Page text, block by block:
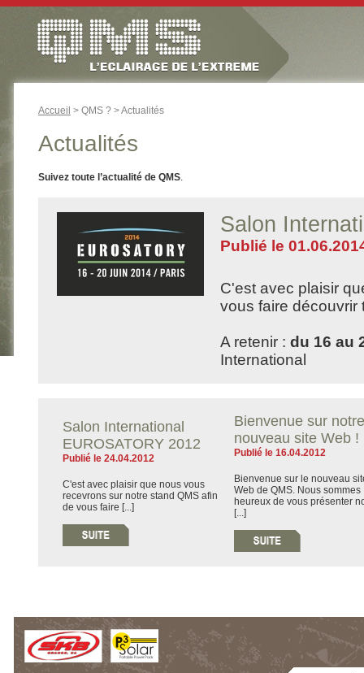
Accueil > QMS ? > Actualités
Actualités
Suivez toute l’actualité de QMS.
Salon
Publié le
C'est avec plaisir
vous faire découvrir
A retenir : du 16 au
International
Salon International
EUROSATORY 2012
Publié le 24.04.2012
C'est avec plaisir que nous vous
recevrons sur notre stand QMS afin
de vous faire [...]
Bienvenue sur notre
nouveau site Web !
Publié le 16.04.2012
Bienvenue sur le nouveau
Web de QMS. Nous sommes
heureux de vous présenter
[...]